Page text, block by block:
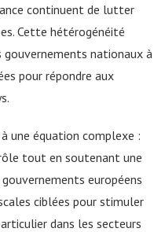
continuent de lutter
Cette hétérogénéité
nationaux à
pour répondre aux
une équation complexe :
tout en soutenant une
européens
ciblées pour stimuler
dans les secteurs